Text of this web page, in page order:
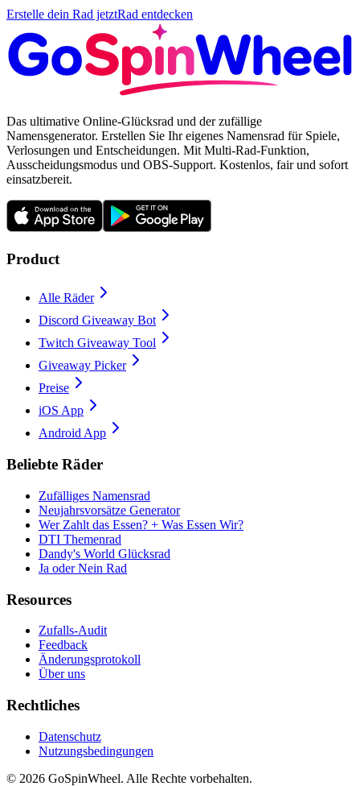
Erstelle dein Rad jetztRad entdecken
Das ultimative Online-Glücksrad und der zufällige
Namensgenerator. Erstellen Sie Ihr eigenes Namensrad für Spiele,
Verlosungen und Entscheidungen. Mit Multi-Rad-Funktion,
Ausscheidungsmodus und OBS-Support. Kostenlos, fair und sofort
einsatzbereit.
Product
Alle Räder
Discord Giveaway Bot
Twitch Giveaway Tool
Giveaway Picker
Preise
iOS App
Android App
Beliebte Räder
Zufälliges Namensrad
Neujahrsvorsätze Generator
Wer Zahlt das Essen? + Was Essen Wir?
DTI Themenrad
Dandy's World Glücksrad
Ja oder Nein Rad
Resources
Zufalls-Audit
Feedback
Änderungsprotokoll
Über uns
Rechtliches
Datenschutz
Nutzungsbedingungen
© 2026 GoSpinWheel. Alle Rechte vorbehalten.